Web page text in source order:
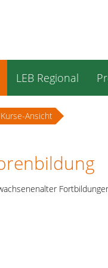
LEB Regional
Kurse-Ansicht